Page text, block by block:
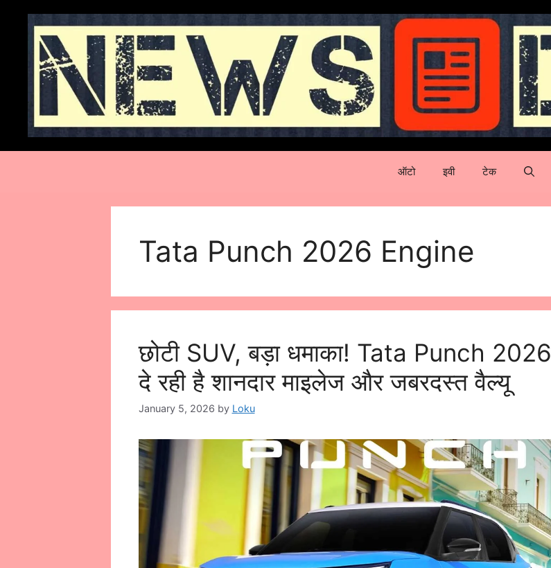
content
ऑटो इवी टेक
Tata Punch 2026 Engine
छोटी SUV, बड़ा धमाका! Tata Punch 2026
दे रही है शानदार माइलेज और जबरदस्त वैल्यू
January 5, 2026 by Loku